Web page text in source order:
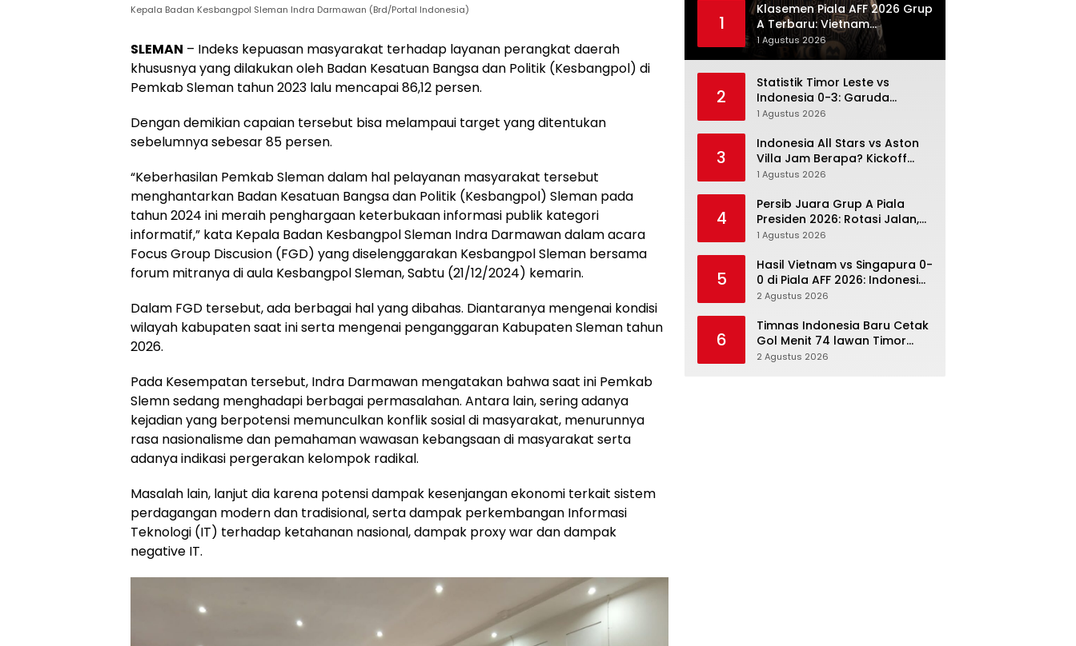
Kepala Badan Kesbangpol Sleman Indra Darmawan (Brd/Portal Indonesia)
SLEMAN – Indeks kepuasan masyarakat terhadap layanan perangkat daerah
khususnya yang dilakukan oleh Badan Kesatuan Bangsa dan Politik (Kesbangpol) di
Pemkab Sleman tahun 2023 lalu mencapai 86,12 persen.
Dengan demikian capaian tersebut bisa melampaui target yang ditentukan
sebelumnya sebesar 85 persen.
“Keberhasilan Pemkab Sleman dalam hal pelayanan masyarakat tersebut
menghantarkan Badan Kesatuan Bangsa dan Politik (Kesbangpol) Sleman pada
tahun 2024 ini meraih penghargaan keterbukaan informasi publik kategori
informatif,” kata Kepala Badan Kesbangpol Sleman Indra Darmawan dalam acara
Focus Group Discusion (FGD) yang diselenggarakan Kesbangpol Sleman bersama
forum mitranya di aula Kesbangpol Sleman, Sabtu (21/12/2024) kemarin.
Dalam FGD tersebut, ada berbagai hal yang dibahas. Diantaranya mengenai kondisi
wilayah kabupaten saat ini serta mengenai penganggaran Kabupaten Sleman tahun
2026.
Pada Kesempatan tersebut, Indra Darmawan mengatakan bahwa saat ini Pemkab
Slemn sedang menghadapi berbagai permasalahan. Antara lain, sering adanya
kejadian yang berpotensi memunculkan konflik sosial di masyarakat, menurunnya
rasa nasionalisme dan pemahaman wawasan kebangsaan di masyarakat serta
adanya indikasi pergerakan kelompok radikal.
Masalah lain, lanjut dia karena potensi dampak kesenjangan ekonomi terkait sistem
perdagangan modern dan tradisional, serta dampak perkembangan Informasi
Teknologi (IT) terhadap ketahanan nasional, dampak proxy war dan dampak
negative IT.
1
Klasemen Piala AFF 2026 Grup
A Terbaru: Vietnam
Memimpin, Indonesia Turun ke
Posisi Tiga
1 Agustus 2026
2
Statistik Timor Leste vs
Indonesia 0-3: Garuda
Menang Besar Setelah
1 Agustus 2026
3
Indonesia All Stars vs Aston
Villa Jam Berapa? Kickoff
20.00 WIB dan Cara Nonton
1 Agustus 2026
4
Persib Juara Grup A Piala
Presiden 2026: Rotasi Jalan,
Tolic Punya Alasan untuk
1 Agustus 2026
5
Hasil Vietnam vs Singapura 0-
0 di Piala AFF 2026: Indonesia
Kini Punya Jalan Terbuka
2 Agustus 2026
6
Timnas Indonesia Baru Cetak
Gol Menit 74 lawan Timor
Leste: Sabar, Rotasi, lalu
2 Agustus 2026